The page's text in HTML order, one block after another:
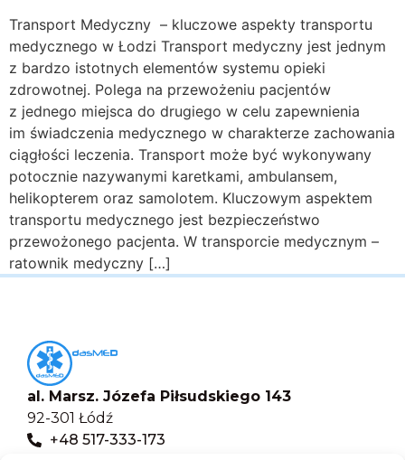
Transport Medyczny – kluczowe aspekty transportu
medycznego w Łodzi Transport medyczny jest jednym
z bardzo istotnych elementów systemu opieki
zdrowotnej. Polega na przewożeniu pacjentów
z jednego miejsca do drugiego w celu zapewnienia
im świadczenia medycznego w charakterze zachowania
ciągłości leczenia. Transport może być wykonywany
potocznie nazywanymi karetkami, ambulansem,
helikopterem oraz samolotem. Kluczowym aspektem
transportu medycznego jest bezpieczeństwo
przewożonego pacjenta. W transporcie medycznym –
ratownik medyczny […]
al. Marsz. Józefa Piłsudskiego 143
92-301 Łódź
+48 517-333-173